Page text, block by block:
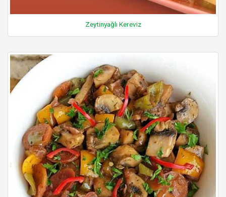
Zeytinyağlı Kereviz